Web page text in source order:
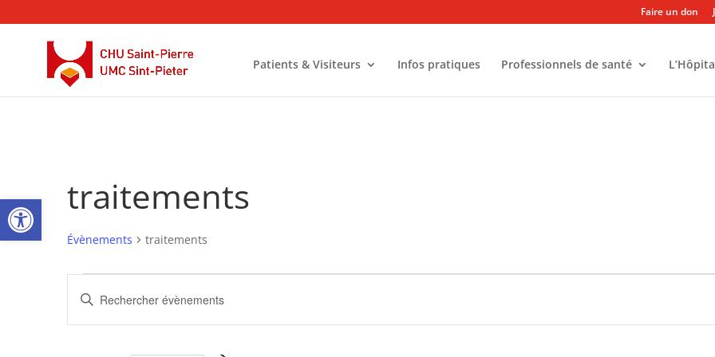
Ouvrir la barre d’outils
Faire un don
Patients & Visiteurs Infos pratiques Professionnels de santé
traitements
Évènements traitements
Évènements
Recherche
et
navigation
Saisir
clé.